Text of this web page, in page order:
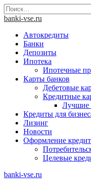
Skip
to
Найти:
banki-vse.ru
Автокредиты
Банки
Депозиты
Ипотека
Ипотечные
Карты банков
Дебетовые
Кредитные
Лучшие
Кредиты для
Лизинг
Новости
Оформление
Целевые
banki-vse.ru